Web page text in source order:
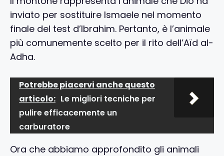
inviato per sostituire Ismaele nel momento
finale del test d’Ibrahim. Pertanto, è l’animale
più comunemente scelto per il rito dell’Aïd al-
Adha.
Potrebbe piacervi anche questo
articolo: Le migliori tecniche per
pulire efficacemente un
carburatore
Ora che abbiamo approfondito gli animali